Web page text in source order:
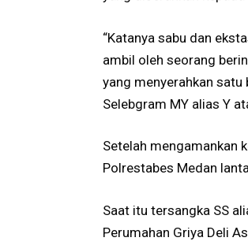
“Katanya sabu dan
ambil oleh seorang
yang menyerahkan
Selebgram MY alias Y
Setelah mengamankan
Polrestabes Medan
Saat itu tersangka SS
Perumahan Griya Deli